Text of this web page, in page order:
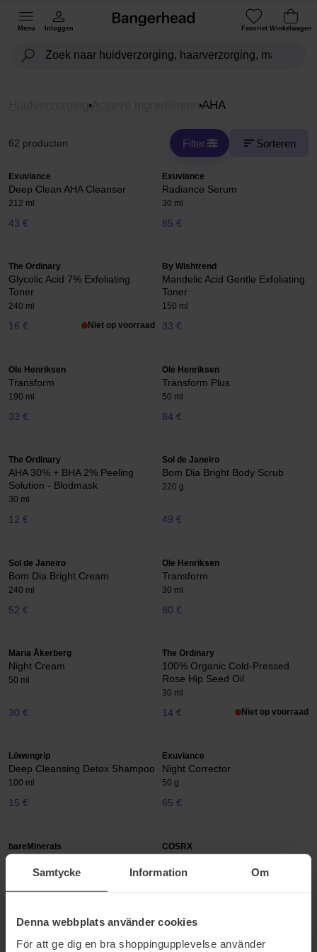
Samtycke Information Om
Denna webbplats använder cookies
För att ge dig en bra shoppingupplevelse använder
Menu Inloggen Favoriet Winkelwagen
Actieve ingrediënten AHA
62 producten Filter Sorteren
Exuviance
Deep Clean AHA Cleanser
212 ml
43 €
Exuviance
Radiance Serum
30 ml
85 €
The Ordinary
Glycolic Acid 7% Exfoliating
Toner
240 ml
16 € Niet op voorraad
By Wishtrend
Mandelic Acid Gentle Exfoliating
Toner
150 ml
33 €
Ole Henriksen
Transform
190 ml
33 €
Ole Henriksen
Transform Plus
50 ml
84 €
The Ordinary
AHA 30% + BHA 2% Peeling
Solution - Blodmask
30 ml
12 €
Sol de Janeiro
Bom Dia Bright Body Scrub
220 g
49 €
Sol de Janeiro
Bom Dia Bright Cream
240 ml
52 €
Ole Henriksen
Transform
30 ml
80 €
Maria Åkerberg
Night Cream
50 ml
30 €
The Ordinary
100% Organic Cold-Pressed
Rose Hip Seed Oil
30 ml
14 € Niet op voorraad
Löwengrip
Deep Cleansing Detox Shampoo
100 ml
15 €
Exuviance
Night Corrector
50 g
65 €
bareMinerals
Facial
COSRX
100 ml
COSRX IDUN Minerals